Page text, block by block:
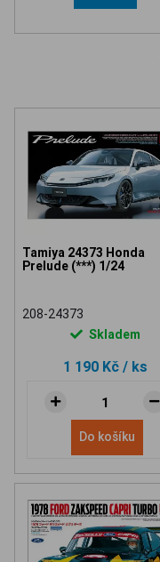
Tamiya 24373 Honda
Prelude (***) 1/24
208-24373
Skladem
1 190 Kč / ks
Do košíku